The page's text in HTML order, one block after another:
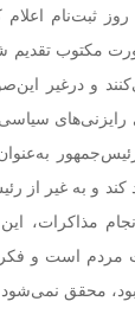
ثبت‌نام اعلام
مکتوب تقدیم
و درغیر
رایزنی‌های
و به غیر از
مذاکرات،
مردم است و
محقق نمی‌شود